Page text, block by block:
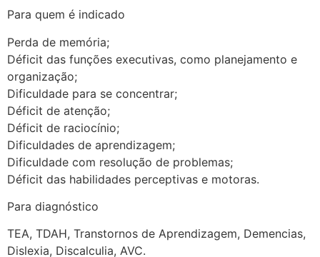
Para quem é indicado
Perda de memória;
Déficit das funções executivas, como planejamento e
organização;
Dificuldade para se concentrar;
Déficit de atenção;
Déficit de raciocínio;
Dificuldades de aprendizagem;
Dificuldade com resolução de problemas;
Déficit das habilidades perceptivas e motoras.
Para diagnóstico
TEA, TDAH, Transtornos de Aprendizagem, Demencias,
Dislexia, Discalculia, AVC.